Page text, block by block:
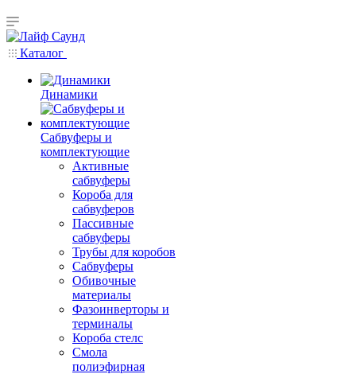
Каталог
Динамики
Сабвуферы и
комплектующие
Активные
сабвуферы
Короба для
сабвуферов
Пассивные
сабвуферы
Трубы для коробов
Сабвуферы
Обивочные
материалы
Фазоинверторы и
терминалы
Короба стелс
Смола
полиэфирная